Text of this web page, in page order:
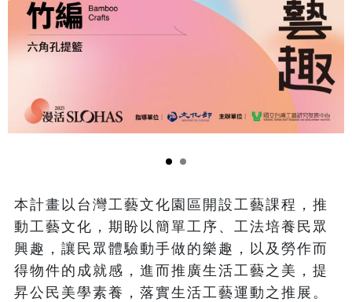
本計畫以台灣工藝文化園區開設工藝課程，推
動工藝文化，期盼以簡單工序、工法培養民眾
興趣，讓民眾體驗動手做的樂趣，以及勞作而
得物件的成就感，進而推廣生活工藝之美，提
昇公民美學素養，落實生活工藝運動之推展。